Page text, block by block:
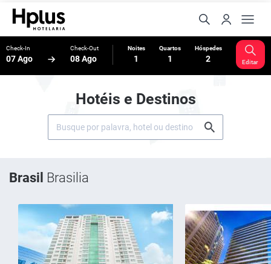
Check-In
07 Ago
Check-Out
08 Ago
Noites
1
Quartos
1
Hóspedes
2 Editar
Hotéis e Destinos
Brasil Brasilia